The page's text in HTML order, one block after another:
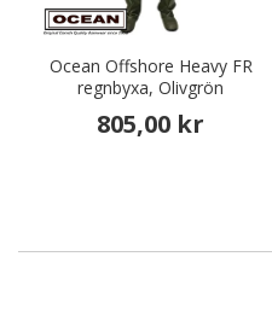
Ocean Offshore Heavy FR
regnbyxa, Olivgrön
805,00 kr